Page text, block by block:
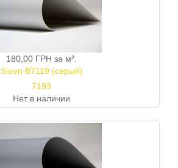
180,00 ГРН за м².
Sioen B7119 (серый)
7193
Нет в наличии